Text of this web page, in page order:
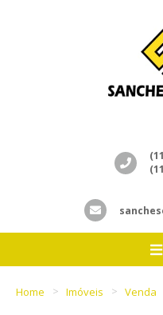
Home Imóveis Venda